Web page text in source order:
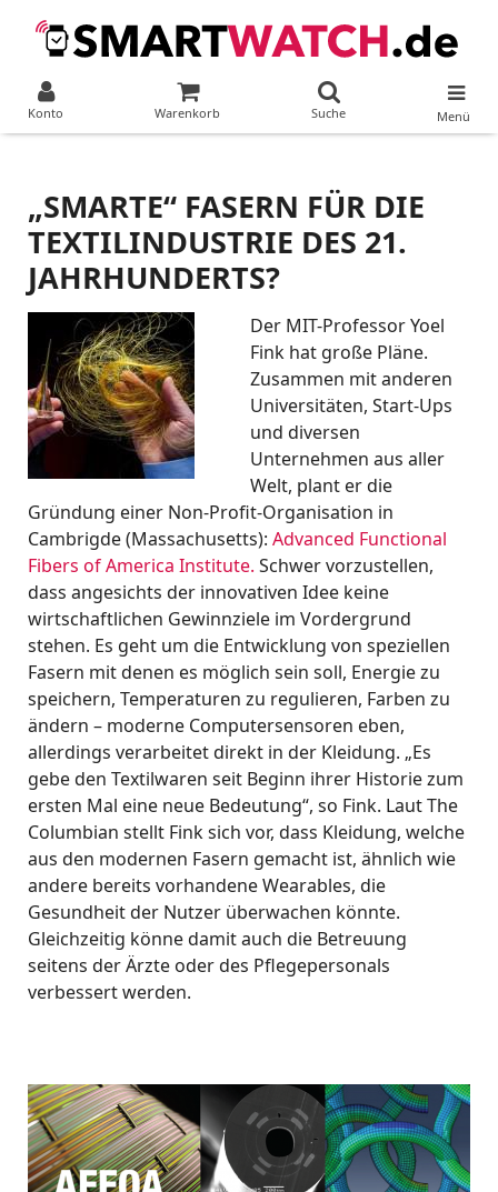
Konto Warenkorb Suche Menü
„SMARTE“ FASERN FÜR DIE
TEXTILINDUSTRIE DES 21.
JAHRHUNDERTS?
Der MIT-Professor Yoel
Fink hat große Pläne.
Zusammen mit anderen
Universitäten, Start-Ups
und diversen
Unternehmen aus aller
Welt, plant er die
Gründung einer Non-Profit-Organisation in
Cambrigde (Massachusetts): Advanced Functional
Fibers of America Institute. Schwer vorzustellen,
dass angesichts der innovativen Idee keine
wirtschaftlichen Gewinnziele im Vordergrund
stehen. Es geht um die Entwicklung von speziellen
Fasern mit denen es möglich sein soll, Energie zu
speichern, Temperaturen zu regulieren, Farben zu
ändern – moderne Computersensoren eben,
allerdings verarbeitet direkt in der Kleidung. „Es
gebe den Textilwaren seit Beginn ihrer Historie zum
ersten Mal eine neue Bedeutung“, so Fink. Laut The
Columbian stellt Fink sich vor, dass Kleidung, welche
aus den modernen Fasern gemacht ist, ähnlich wie
andere bereits vorhandene Wearables, die
Gesundheit der Nutzer überwachen könnte.
Gleichzeitig könne damit auch die Betreuung
seitens der Ärzte oder des Pflegepersonals
verbessert werden.